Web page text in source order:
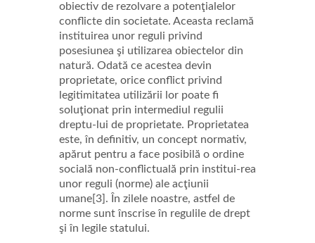
obiectiv de rezolvare a potenţialelor
conflicte din societate. Aceasta reclamă
instituirea unor reguli privind
posesiunea şi utilizarea obiectelor din
natură. Odată ce acestea devin
proprietate, orice conflict privind
legitimitatea utilizării lor poate fi
soluţionat prin intermediul regulii
dreptu-lui de proprietate. Proprietatea
este, în definitiv, un concept normativ,
apărut pentru a face posibilă o ordine
socială non-conflictuală prin institui-rea
unor reguli (norme) ale acţiunii
umane[3]. În zilele noastre, astfel de
norme sunt înscrise în regulile de drept
şi în legile statului.